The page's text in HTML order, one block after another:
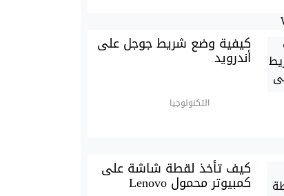
كيفية وضع شريط جوجل على
أندرويد
التكنولوجيا
كيف تأخذ لقطة شاشة على
كمبيوتر محمول Lenovo